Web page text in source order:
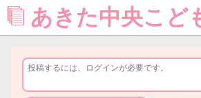
あきた中央こど